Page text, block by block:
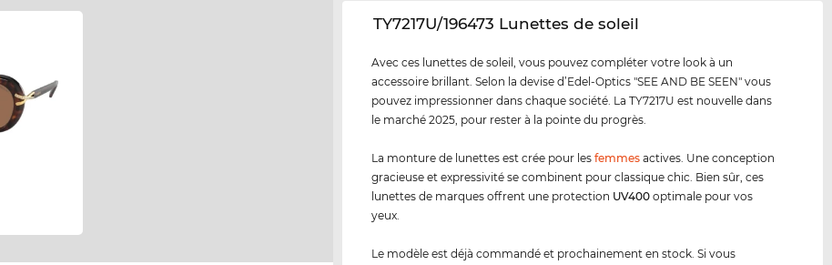
‌TY7217U/196473 Lunettes de soleil
Avec ces lunettes de soleil, vous pouvez compléter votre look à un
accessoire brillant. Selon la devise d’Edel-Optics "SEE AND BE SEEN" vous
pouvez impressionner dans chaque société. La TY7217U est nouvelle dans
le marché 2025, pour rester à la pointe du progrès.
La monture de lunettes est crée pour lesfemmes actives. Une conception
gracieuse et expressivité se combinent pour classique chic. Bien sûr, ces
lunettes de marques offrent une protection UV400 optimale pour vos
yeux.
Le modèle est déjà commandé et prochainement en stock. Si vous